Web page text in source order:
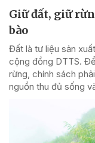
Giữ đất, giữ
bào
Đất là tư liệu sản
cộng đồng DTTS.
rừng, chính sách
nguồn thu đủ sống